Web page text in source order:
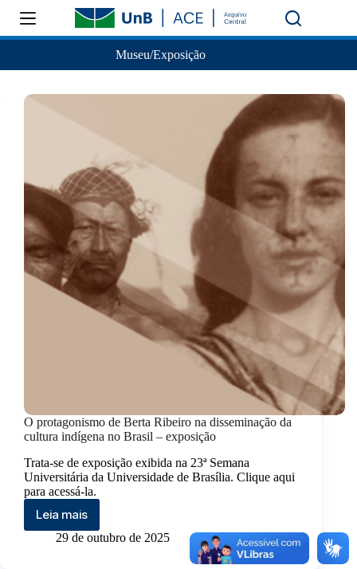
Museu/Exposição
O protagonismo de Berta Ribeiro na disseminação da
cultura indígena no Brasil – exposição
Trata-se de exposição exibida na 23ª Semana
Universitária da Universidade de Brasília. Clique aqui
para acessá-la.
Leia mais
29 de outubro de 2025